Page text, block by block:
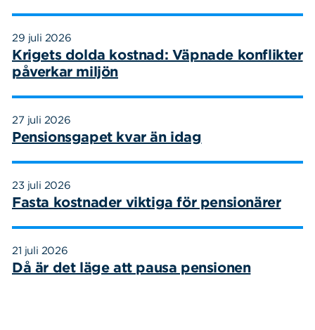
29 juli 2026
Krigets dolda kostnad: Väpnade konflikter
påverkar miljön
27 juli 2026
Pensionsgapet kvar än idag
23 juli 2026
Fasta kostnader viktiga för pensionärer
21 juli 2026
Då är det läge att pausa pensionen